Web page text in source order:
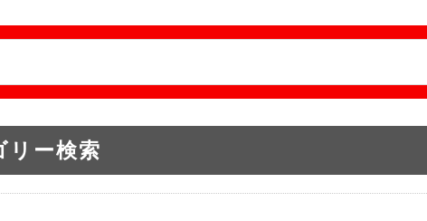
リー検索